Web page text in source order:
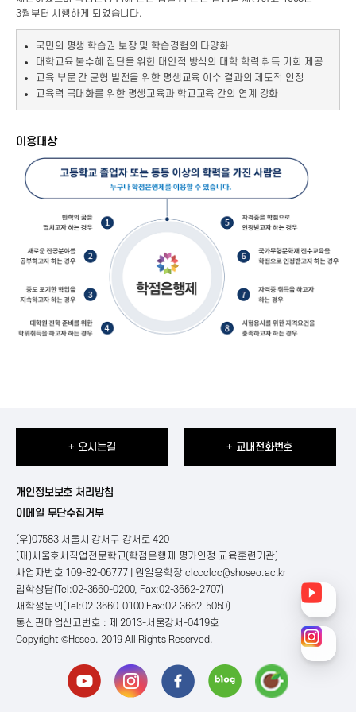
3월부터 시행하게 되었습니다.
국민의 평생 학습권 보장 및 학습경험의 다양화
대학교육 불수혜 집단을 위한 대안적 방식의 대학 학력 취득 기회 제공
교육 부문 간 균형 발전을 위한 평생교육 이수 결과의 제도적 인정
교육력 극대화를 위한 평생교육과 학교교육 간의 연계 강화
이용대상
+ 오시는길 + 교내전화번호
개인정보보호 처리방침
이메일 무단수집거부
(우)07583 서울시 강서구 강서로 420
(재)서울호서직업전문학교(학점은행제 평가인정 교육훈련기관)
사업자번호 109-82-06777 | 원일용학장 clccclcc@shoseo.ac.kr
입학상담(Tel:02-3660-0200, Fax:02-3662-2707)
재학생문의(Tel:02-3660-0100 Fax:02-3662-5050)
통신판매업신고번호 : 제 2013-서울강서-0419호
Copyright ©Hoseo. 2019 All Rights Reserved.